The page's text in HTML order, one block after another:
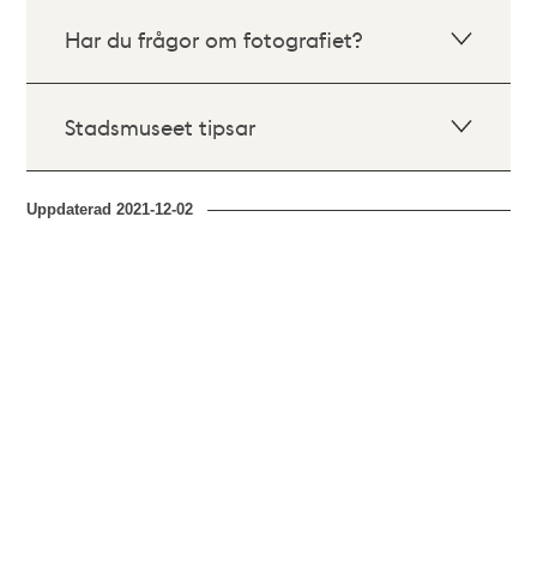
Har du frågor om fotografiet?
Stadsmuseet tipsar
Uppdaterad2021-12-02